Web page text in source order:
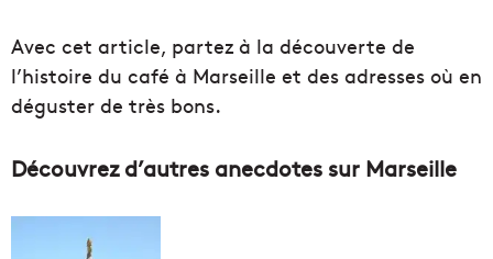
Avec cet article, partez à la découverte de
l’histoire du café à Marseille et des adresses où en
déguster de très bons.
Découvrez d’autres anecdotes sur Marseille